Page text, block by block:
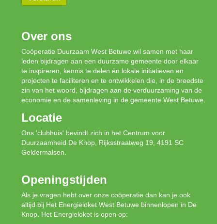
Over ons
Coöperatie Duurzaam West Betuwe wil samen met haar
leden bijdragen aan een duurzame gemeente door elkaar
te inspireren, kennis te delen én lokale initiatieven en
projecten te faciliteren en te ontwikkelen die, in de breedste
zin van het woord, bijdragen aan de verduurzaming van de
economie en de samenleving in de gemeente West Betuwe.
Locatie
Ons 'clubhuis' bevindt zich in het Centrum voor
Duurzaamheid De Knop, Rijksstraatweg 19, 4191 SC
Geldermalsen.
Openingstijden
Als je vragen hebt over onze coöperatie dan kan je ook
altijd bij Het Energieloket West Betuwe binnenlopen in De
Knop. Het Energieloket is open op: